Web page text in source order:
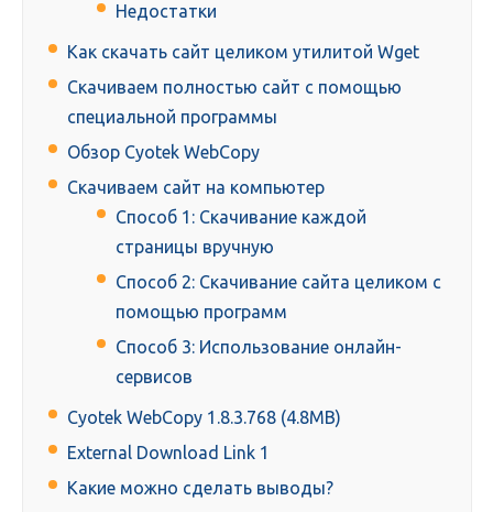
Недостатки
Как скачать сайт целиком утилитой Wget
Скачиваем полностью сайт с помощью
специальной программы
Обзор Cyotek WebCopy
Скачиваем сайт на компьютер
Способ 1: Скачивание каждой
страницы вручную
Способ 2: Скачивание сайта целиком с
помощью программ
Способ 3: Использование онлайн-
сервисов
Cyotek WebCopy 1.8.3.768 (4.8MB)
External Download Link 1
Какие можно сделать выводы?